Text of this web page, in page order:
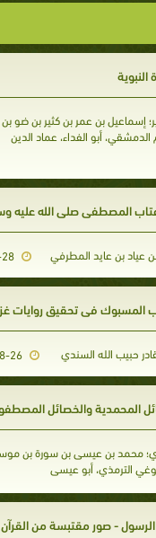
النبوية
إسماعيل بن عمر بن كثير بن ضو
أبو الفداء، عماد الدين
المصطفى صلى الله عليه
عياد بن عايد المطرفي
المسبوك في تحقيق روايات
حبيب الله السندي
المحمدية والخصائل
محمد بن عيسى بن سورة بن
الترمذي، أبو عيسى
- صور مقتبسة من القرآن